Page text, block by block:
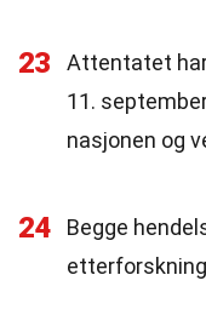
23
Attentatet
11.
nasjonen og
24
Begge